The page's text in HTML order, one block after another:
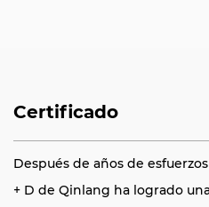
Certificado
Después de años de
+ D de Qinlang ha logrado